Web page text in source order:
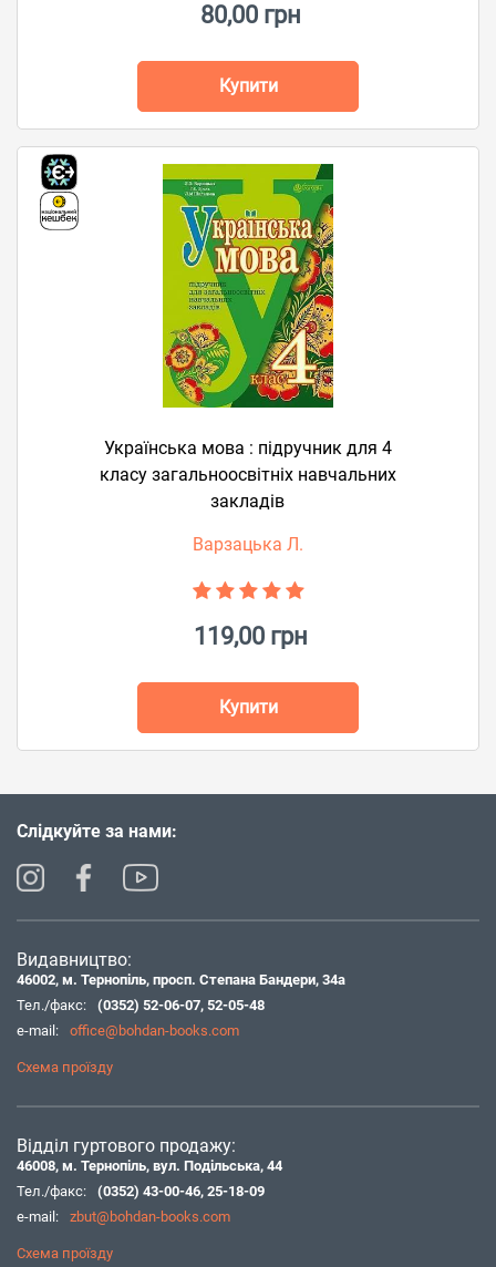
80,00 грн
Купити
Українська мова : підручник для 4
класу загальноосвітніх навчальних
закладів
Варзацька Л.
119,00 грн
Купити
Слідкуйте за нами:
Видавництво:
46002, м. Тернопіль, просп. Степана Бандери, 34а
Тел./факс:
(0352) 52-06-07, 52-05-48
e-mail:
office@bohdan-books.com
Схема проїзду
Відділ гуртового продажу:
46008, м. Тернопіль, вул. Подільська, 44
Тел./факс:
(0352) 43-00-46, 25-18-09
e-mail:
zbut@bohdan-books.com
Схема проїзду